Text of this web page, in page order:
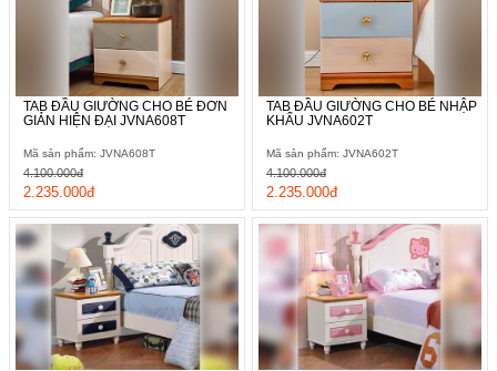
TAB ĐẦU GIƯỜNG CHO BÉ ĐƠN
GIẢN HIỆN ĐẠI JVNA608T
Mã sản phẩm: JVNA608T
2.235.000đ
4.100.000đ
TAB ĐẦU GIƯỜNG CHO BÉ NHẬP
KHẨU JVNA602T
Mã sản phẩm: JVNA602T
2.235.000đ
4.100.000đ